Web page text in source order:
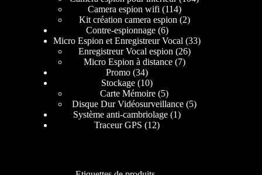
Camera espion wifi 114
Kit création camera espion 2
Contre-espionnage 6
Micro Espion et Enregistreur Vocal 33
Enregistreur Vocal espion 26
Micro Espion à distance 7
Promo 34
Stockage 10
Carte Mémoire 5
Disque Dur Vidéosurveillance 5
Système anti-cambriolage 1
Traceur GPS
12